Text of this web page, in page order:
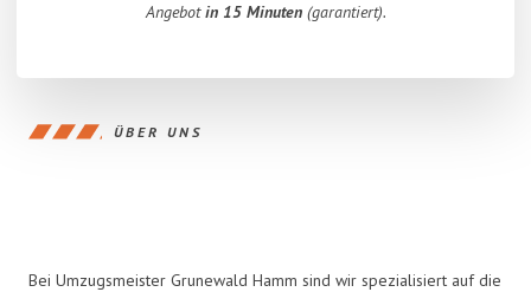
Angebotin 15 Minuten(garantiert).
ÜBER UNS
Bei Umzugsmeister Grunewald Hamm sind wir spezialisiert auf die